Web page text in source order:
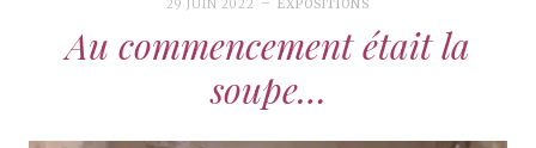
29 JUIN 2022 EXPOSITIONS
Au commencement était la
soupe…